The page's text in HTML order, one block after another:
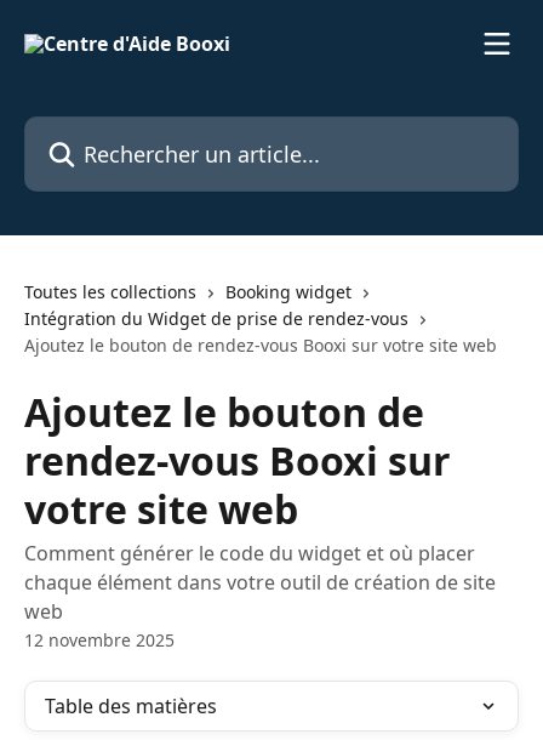
Rechercher un article...
Toutes les collections
Booking widget
Intégration du Widget de prise de rendez-vous
Ajoutez le bouton de rendez-vous Booxi sur votre site web
Ajoutez le bouton de
rendez-vous Booxi sur
votre site web
Comment générer le code du widget et où placer
chaque élément dans votre outil de création de site
web
12 novembre 2025
Table des matières